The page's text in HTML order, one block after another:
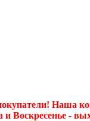
Наша
и Воскресенье -